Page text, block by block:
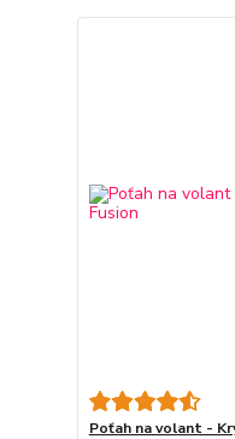
Poťah na volant -